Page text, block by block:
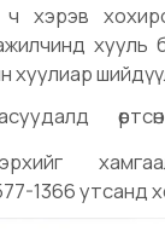
хэрэв
хууль
хуулиар
1366 утсанд